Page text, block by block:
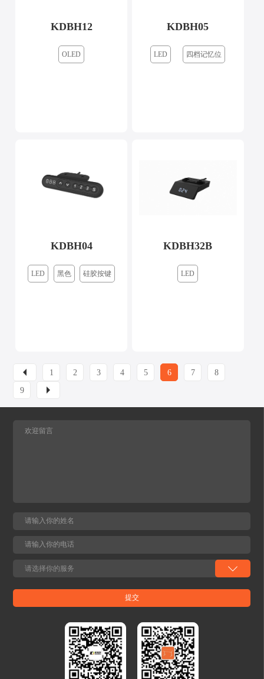
KDBH12
OLED
KDBH05
LED 四档记忆位
KDBH04
LED 黑色 硅胶按键
KDBH32B
LED
1 2 3 4 5 6 7
8
9